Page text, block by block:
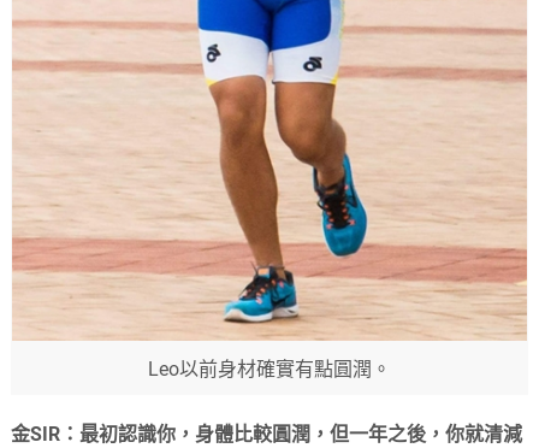
Leo以前身材確實有點圓潤。
金SIR：最初認識你，身體比較圓潤，但一年之後，你就清減